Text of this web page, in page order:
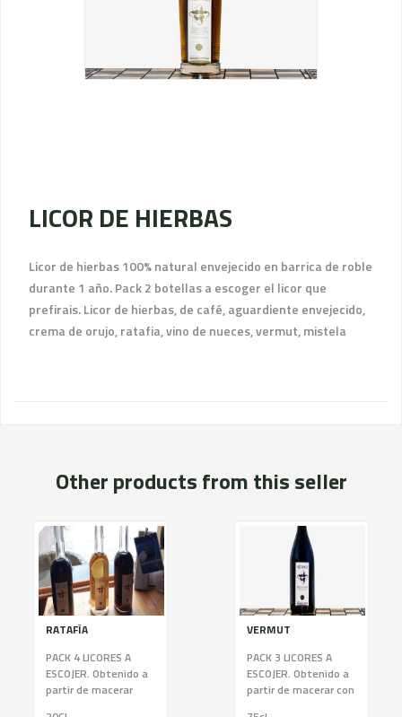
LICOR DE HIERBAS
Licor de hierbas 100% natural envejecido en barrica de roble
durante 1 año. Pack 2 botellas a escoger el licor que
prefirais. Licor de hierbas, de café, aguardiente envejecido,
crema de orujo, ratafia, vino de nueces, vermut, mistela
Other products from this seller
RATAFÍA
PACK 4 LICORES A
ESCOJER. Obtenido a
partir de macerar
VERMUT
PACK 3 LICORES A
ESCOJER. Obtenido a
partir de macerar con